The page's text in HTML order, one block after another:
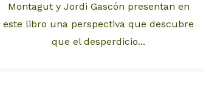
Montagut y Jordi Gascón presentan en
este libro una perspectiva que descubre
que el desperdicio...